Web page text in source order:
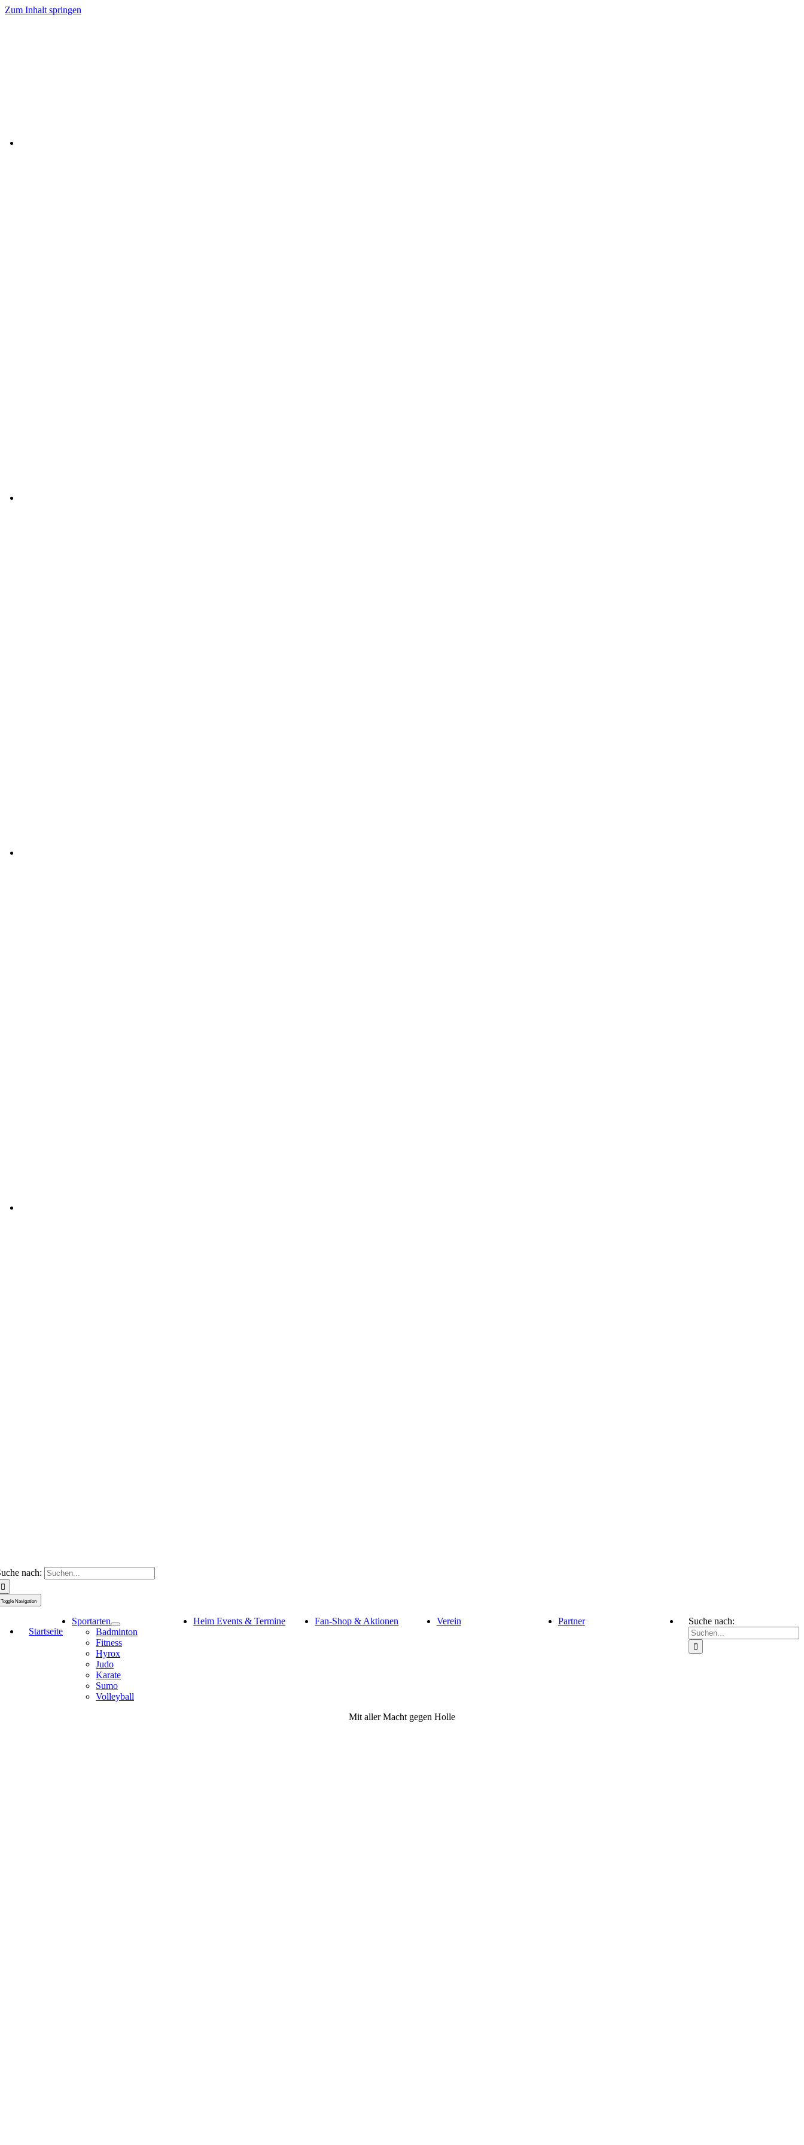
Zum Inhalt springen
nach:
Toggle Navigation
Startseite
Sportarten
Badminton
Fitness
Hyrox
Judo
Karate
Sumo
Volleyball
Heim Events & Termine Fan-Shop & Aktionen Verein Partner Suche nach:
Mit aller Macht gegen Holle